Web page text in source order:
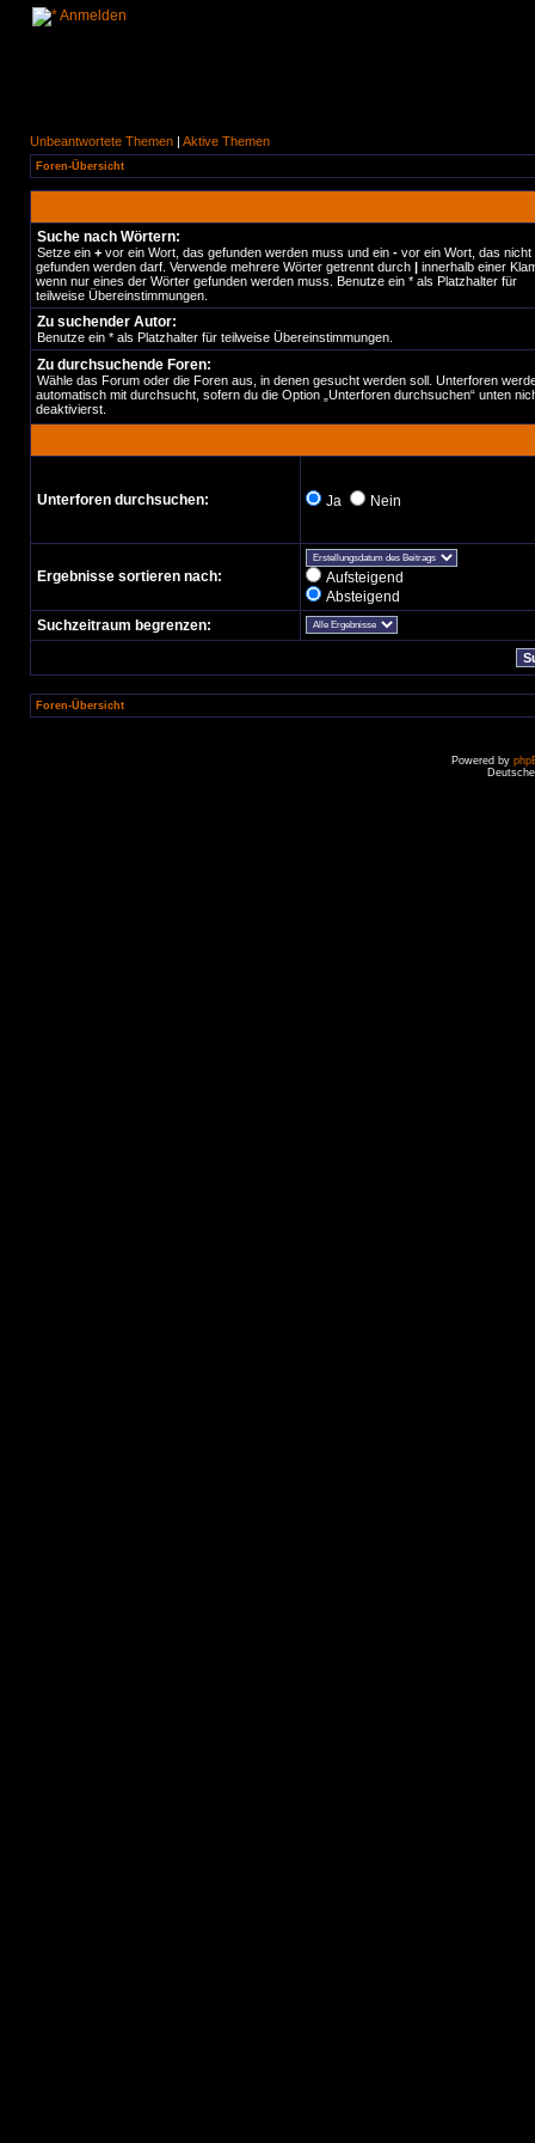
Anmelden
Unbeantwortete Themen | Aktive Themen
Foren-Übersicht
Suche nach Wörtern:
Setze ein + vor ein Wort, das gefunden werden muss und ein - vor ein Wort, das nicht
gefunden werden darf. Verwende mehrere Wörter getrennt durch | innerhalb einer
wenn nur eines der Wörter gefunden werden muss. Benutze ein * als Platzhalter für
teilweise Übereinstimmungen.
Zu suchender Autor:
Benutze ein * als Platzhalter für teilweise Übereinstimmungen.
Zu durchsuchende Foren:
Wähle das Forum oder die Foren aus, in denen gesucht werden soll. Unterforen
automatisch mit durchsucht, sofern du die Option „Unterforen durchsuchen“ unten
deaktivierst.
Unterforen durchsuchen: Ja Nein
Ergebnisse sortieren nach:
Aufsteigend
Absteigend
Suchzeitraum begrenzen:
Foren-Übersicht
Powered by